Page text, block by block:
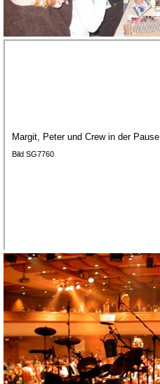
Margit, Peter und Crew in der Pause
Bild SG7760